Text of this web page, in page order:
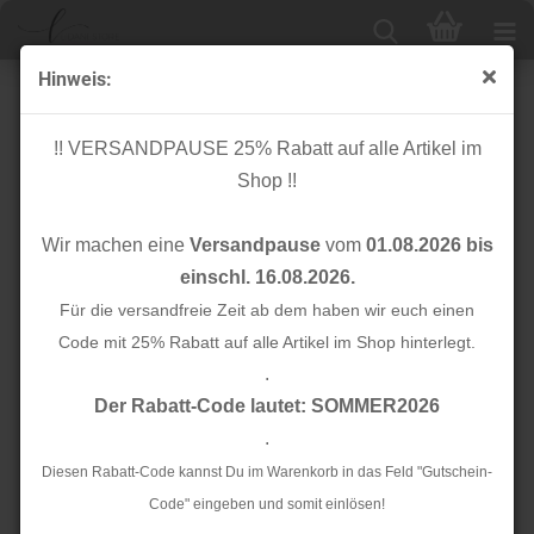
Hinweis:
!! VERSANDPAUSE 25% Rabatt auf alle Artikel im
Shop !!
Wir machen eine Versandpausevom 01.08.2026 bis
einschl. 16.08.2026.
Für die versandfreie Zeit ab dem haben wir euch einen
Code mit 25% Rabatt auf alle Artikel im Shop hinterlegt.
.
Der Rabatt-Code lautet: SOMMER2026
.
Diesen Rabatt-Code kannst Du im Warenkorb in das Feld "Gutschein-
Code" eingeben und somit einlösen!
Baumwolle - Multi Dots - ecru